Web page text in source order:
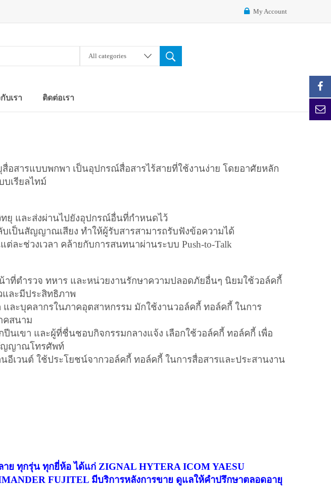
My Account
All categories
บเรา ติดต่อเรา
อสารแบบพกพา เป็นอุปกรณ์สื่อสารไร้สายที่ใช้งานง่าย โดยอาศัยหลัก
บเรียลไทม์
และส่งผ่านไปยังอุปกรณ์อื่นที่กำหนดไว้
เป็นสัญญาณเสียง ทำให้ผู้รับสารสามารถรับฟังข้อความได้
ต่ละช่วงเวลา คล้ายกับการสนทนาผ่านระบบ Push-to-Talk
าที่ตำรวจ ทหาร และหน่วยงานรักษาความปลอดภัยอื่นๆ นิยมใช้วอล์คกี้
และมีประสิทธิภาพ
และบุคลากรในภาคอุตสาหกรรม มักใช้งานวอล์คกี้ ทอล์คกี้ ในการ
คสนาม
ปีนเขา และผู้ที่ชื่นชอบกิจกรรมกลางแจ้ง เลือกใช้วอล์คกี้ ทอล์คกี้ เพื่อ
ญญาณโทรศัพท์
อีเวนต์ ใช้ประโยชน์จากวอล์คกี้ ทอล์คกี้ ในการสื่อสารและประสานงาน
าย ทุกรุ่น ทุกยี่ห้อ ได้แก่ ZIGNAL HYTERA ICOM YAESU
FUJITEL มีบริการหลังการขาย ดูแลให้คำปรึกษาตลอดอายุ